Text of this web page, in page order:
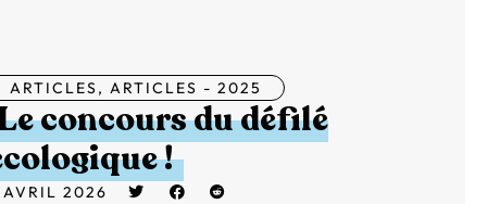
ARTICLES, ARTICLES - 2025
concours du défilé
!
2026